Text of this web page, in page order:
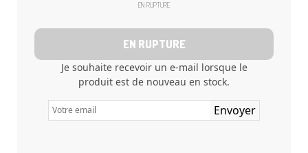
EN RUPTURE
EN RUPTURE
Je souhaite recevoir un e-mail lorsque le
produit est de nouveau en stock.
Envoyer